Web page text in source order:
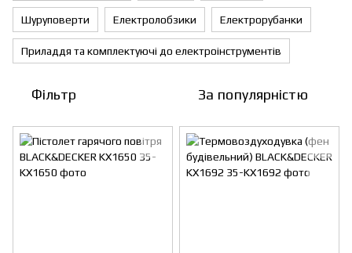
Шуруповерти Електролобзики Електрорубанки
Приладдя та комплектуючі до електроінструментів
Фільтр За популярністю